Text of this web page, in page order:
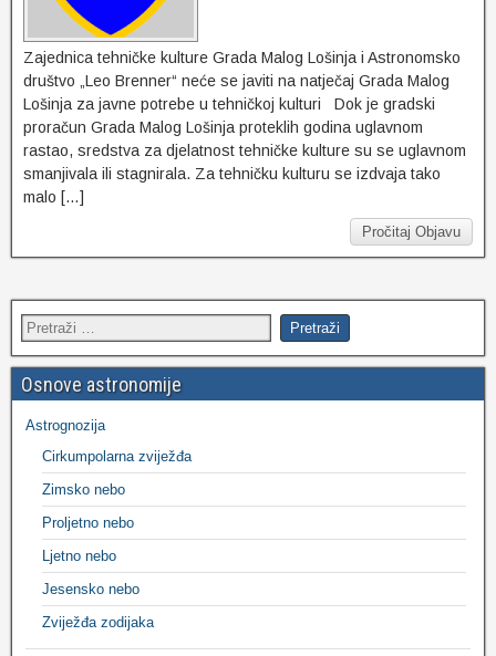
Zajednica tehničke kulture Grada Malog Lošinja i Astronomsko
društvo „Leo Brenner“ neće se javiti na natječaj Grada Malog
Lošinja za javne potrebe u tehničkoj kulturi Dok je gradski
proračun Grada Malog Lošinja proteklih godina uglavnom
rastao, sredstva za djelatnost tehničke kulture su se uglavnom
smanjivala ili stagnirala. Za tehničku kulturu se izdvaja tako
malo […]
Pročitaj Objavu
Osnove astronomije
Astrognozija
Cirkumpolarna zviježđa
Zimsko nebo
Proljetno nebo
Ljetno nebo
Jesensko nebo
Zviježđa zodijaka